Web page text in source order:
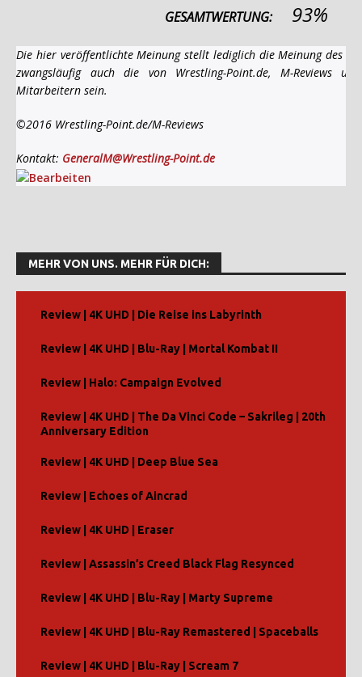
GESAMTWERTUNG: 93%
Die hier veröffentlichte Meinung stellt lediglich die Meinung des
zwangsläufig auch die von Wrestling-Point.de, M-Reviews
Mitarbeitern sein.
©2016 Wrestling-Point.de/M-Reviews
Kontakt: GeneralM@Wrestling-Point.de
MEHR VON UNS. MEHR FÜR DICH:
Review | 4K UHD | Die Reise ins Labyrinth
Review | 4K UHD | Blu-Ray | Mortal Kombat II
Review | Halo: Campaign Evolved
Review | 4K UHD | The Da Vinci Code – Sakrileg | 20th
Anniversary Edition
Review | 4K UHD | Deep Blue Sea
Review | Echoes of Aincrad
Review | 4K UHD | Eraser
Review | Assassin’s Creed Black Flag Resynced
Review | 4K UHD | Blu-Ray | Marty Supreme
Review | 4K UHD | Blu-Ray Remastered | Spaceballs
Review | 4K UHD | Blu-Ray | Scream 7